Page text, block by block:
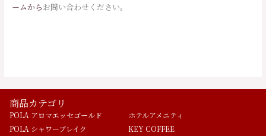
ームからお問い合わせください。
商品カテゴリ
POLA アロマエッセゴールド
POLA シャワーブレイク
ホテルアメニティ
KEY COFFEE